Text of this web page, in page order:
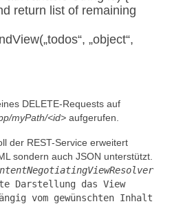
return list of remaining
„object“,
DELETE-Requests auf
myPath/<id> aufgerufen.
der REST-Service erweitert
sondern auch JSON unterstützt.
Darstellung das View
vom gewünschten Inhalt